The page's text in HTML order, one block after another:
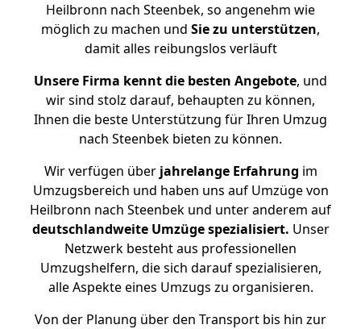
Heilbronn nach Steenbek, so angenehm wie
möglich zu machen und Sie zu unterstützen,
damit alles reibungslos verläuft
Unsere Firma kennt die besten Angebote, und
wir sind stolz darauf, behaupten zu können,
Ihnen die beste Unterstützung für Ihren Umzug
nach Steenbek bieten zu können.
Wir verfügen überjahrelange Erfahrung im
Umzugsbereich und haben uns auf Umzüge von
Heilbronn nach Steenbek und unter anderem auf
deutschlandweite Umzüge spezialisiert. Unser
Netzwerk besteht aus professionellen
Umzugshelfern, die sich darauf spezialisieren,
alle Aspekte eines Umzugs zu organisieren.
Von der Planung über den Transport bis hin zur